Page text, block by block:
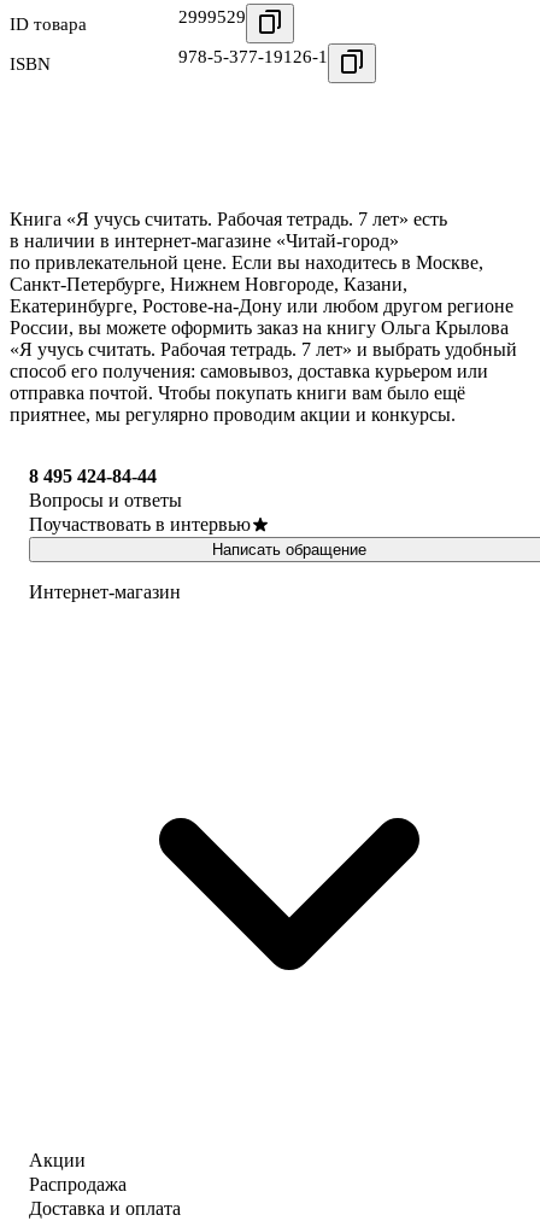
ID товара
2999529
ISBN 978-5-377-19126-1
Книга «Я учусь считать. Рабочая тетрадь. 7 лет» есть
в наличии в интернет-магазине «Читай-город»
по привлекательной цене. Если вы находитесь в Москве,
Санкт-Петербурге, Нижнем Новгороде, Казани,
Екатеринбурге, Ростове-на-Дону или любом другом регионе
России, вы можете оформить заказ на книгу Ольга Крылова
«Я учусь считать. Рабочая тетрадь. 7 лет» и выбрать удобный
способ его получения: самовывоз, доставка курьером или
отправка почтой. Чтобы покупать книги вам было ещё
приятнее, мы регулярно проводим акции и конкурсы.
8 495 424-84-44
Вопросы и ответы
Поучаствовать в интервью
Написать обращение
Интернет-магазин
Акции
Распродажа
Доставка и оплата